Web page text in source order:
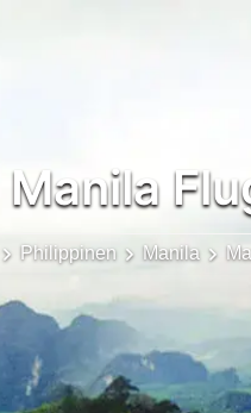
Manila
Philippinen Manila